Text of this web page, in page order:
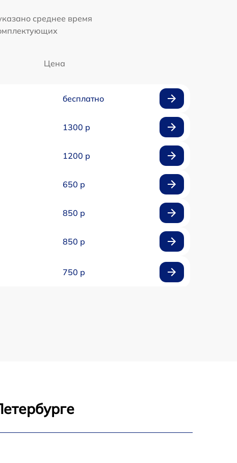
среднее время
Цена
бесплатно
1300 р
1200 р
650 р
850 р
850 р
750 р
850 р